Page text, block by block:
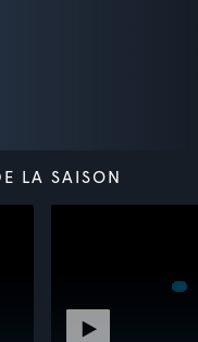
LA SAISON